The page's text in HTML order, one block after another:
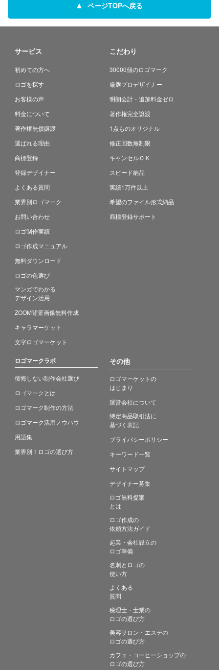
ページTOPへ戻る
サービス
初めての方へ
ロゴを探す
お客様の声
料金について
著作権無償譲渡
選ばれる理由
商標登録
登録デザイナー
よくある質問
業界別ロゴマーク
お問い合わせ
ロゴ制作実績
ロゴ作成マニュアル
無料ダウンロード
ロゴの色選び
マンガでわかる
デザイン活用
ZOOM背景画像無料作成
キャラマーケット
文字ロゴマーケット
こだわり
30000個のロゴマーク
厳選プロデザイナー
明朗会計・追加料金ゼロ
著作権完全譲渡
1点ものオリジナル
修正回数無制限
キャンセルＯＫ
スピード納品
実績1万件以上
希望のファイル形式納品
商標登録サポート
ロゴマークラボ
後悔しない制作会社選び
ロゴマークとは
ロゴマーク制作の方法
ロゴマーク活用ノウハウ
用語集
業界別！ロゴの選び方
その他
ロゴマーケットの
はじまり
運営会社について
特定商品取引法に
基づく表記
プライバシーポリシー
キーワード一覧
サイトマップ
デザイナー募集
ロゴ無料提案
とは
ロゴ作成の
依頼方法ガイド
起業・会社設立の
ロゴ準備
名刺とロゴの
使い方
よくある
質問
税理士・士業の
ロゴの選び方
美容サロン・エステの
ロゴの選び方
カフェ・コーヒーショップの
ロゴの選び方